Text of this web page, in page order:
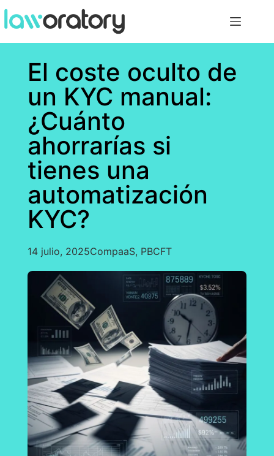
El coste oculto de
un KYC manual:
¿Cuánto
ahorrarías si
tienes una
automatización
KYC?
14 julio, 2025CompaaS, PBCFT